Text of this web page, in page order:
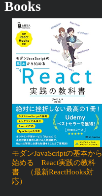
Books
モダンJavaScriptの基本から
始める React実践の教科
書 （最新ReactHooks対
応）